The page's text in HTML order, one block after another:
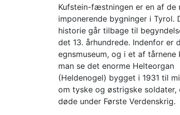
Kufstein-fæstningen er en af ​​de
imponerende bygninger i Tyrol.
historie går tilbage til
det 13. århundrede. Indenfor er
egnsmuseum, og i et af tårnene
man se det enorme Helteorgan
(Heldenogel) bygget i 1931 til
om tyske og østrigske soldater,
døde under Første Verdenskrig.